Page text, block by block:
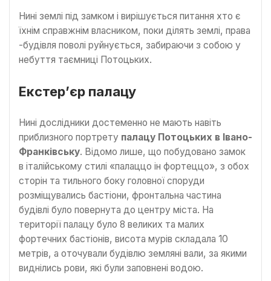
Нині землі під замком і вирішується питання хто є
їхнім справжнім власником, поки ділять землі, права
-будівля поволі руйнується, забираючи з собою у
небуття таємниці Потоцьких.
Екстер’єр палацу
Нині дослідники достеменно не мають навіть
приблизного портрету палацу Потоцьких в Івано-
Франківську. Відомо лише, що побудовано замок
в італійському стилі «палаццо ін фортеццо», з обох
сторін та тильного боку головної споруди
розміщувались бастіони, фронтальна частина
будівлі було повернута до центру міста. На
території палацу було 8 великих та малих
фортечних бастіонів, висота мурів складала 10
метрів, а оточували будівлю земляні вали, за якими
виднілись рови, які були заповнені водою.